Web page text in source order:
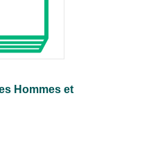
Hommes et